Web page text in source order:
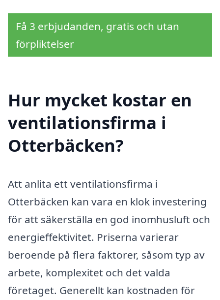
Få 3 erbjudanden, gratis och utan
förpliktelser
Hur mycket kostar en
ventilationsfirma i
Otterbäcken?
Att anlita ett ventilationsfirma i
Otterbäcken kan vara en klok investering
för att säkerställa en god inomhusluft och
energieffektivitet. Priserna varierar
beroende på flera faktorer, såsom typ av
arbete, komplexitet och det valda
företaget. Generellt kan kostnaden för